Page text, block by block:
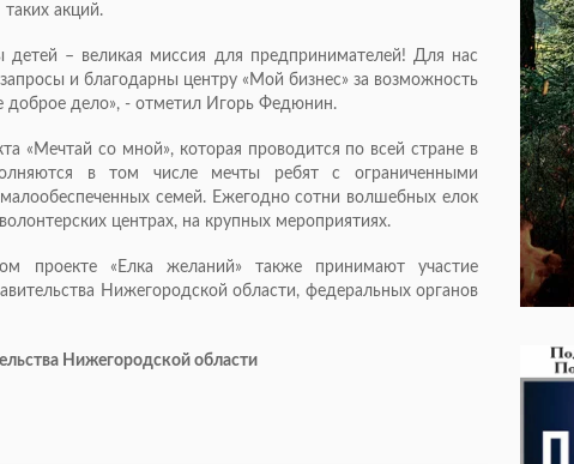
акций.
– великая миссия для предпринимателей! Для нас
и благодарны центру «Мой бизнес» за возможность
дело», - отметил Игорь Федюнин.
«Мечтай со мной», которая проводится по всей стране в
в том числе мечты ребят с ограниченными
семей. Ежегодно сотни волшебных елок
центрах, на крупных мероприятиях.
проекте «Елка желаний» также принимают участие
Нижегородской области, федеральных органов
Нижегородской области